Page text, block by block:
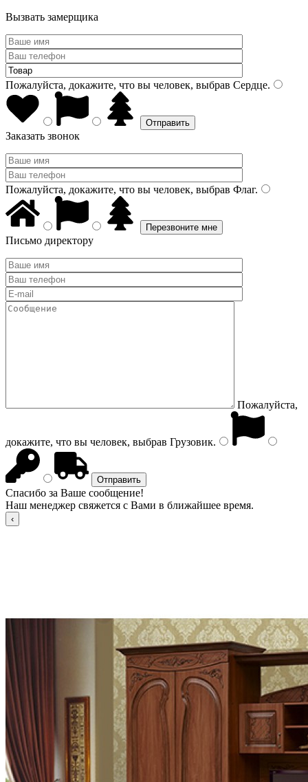
Вызвать замерщика
Пожалуйста, докажите, что вы человек, выбрав Сердце.
Заказать звонок
Пожалуйста, докажите, что вы человек, выбрав Флаг.
Письмо директору
Пожалуйста,
докажите, что вы человек, выбрав Грузовик.
Спасибо за Ваше сообщение!
Наш менеджер свяжется с Вами в ближайшее время.